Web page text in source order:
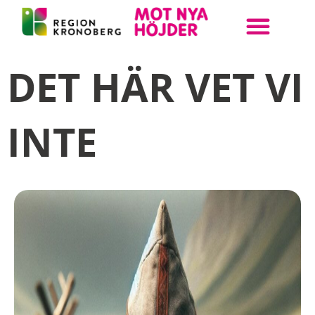
DET HÄR VET VI
INTE